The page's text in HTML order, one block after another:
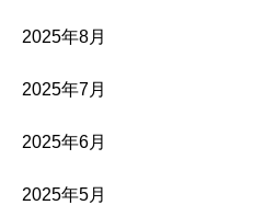
2025年8月
2025年7月
2025年6月
2025年5月